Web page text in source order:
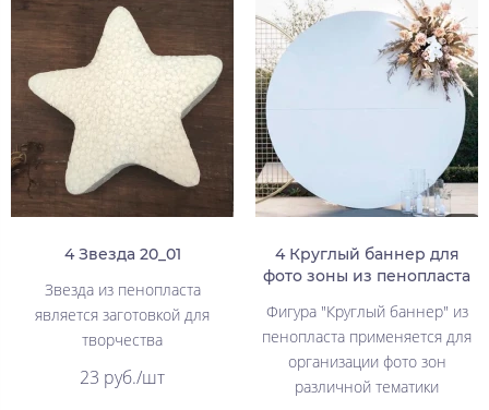
4 Звезда 20_01
Звезда из пенопласта
является заготовкой для
творчества
23 руб./шт
4 Круглый баннер для
фото зоны из пенопласта
Фигура "Круглый баннер" из
пенопласта применяется для
организации фото зон
различной тематики